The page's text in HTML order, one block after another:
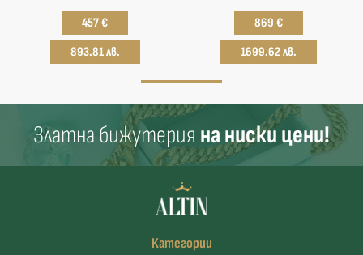
457 €
893.81 лв.
869 €
1699.62 лв.
Златна бижутерия на ниски цени!
Категории